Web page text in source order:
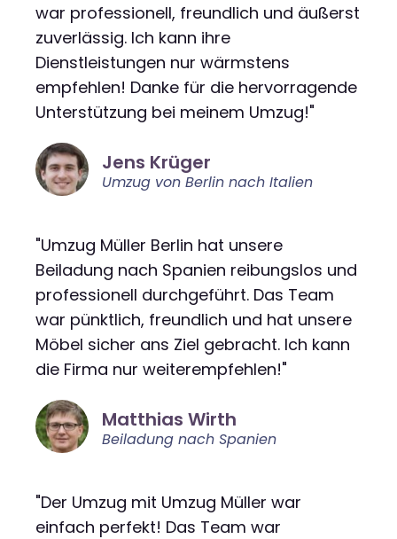
war professionell, freundlich und äußerst
zuverlässig. Ich kann ihre
Dienstleistungen nur wärmstens
empfehlen! Danke für die hervorragende
Unterstützung bei meinem Umzug!"
Jens Krüger
Umzug von Berlin nach Italien
"Umzug Müller Berlin hat unsere
Beiladung nach Spanien reibungslos und
professionell durchgeführt. Das Team
war pünktlich, freundlich und hat unsere
Möbel sicher ans Ziel gebracht. Ich kann
die Firma nur weiterempfehlen!"
Matthias Wirth
Beiladung nach Spanien
"Der Umzug mit Umzug Müller war
einfach perfekt! Das Team war